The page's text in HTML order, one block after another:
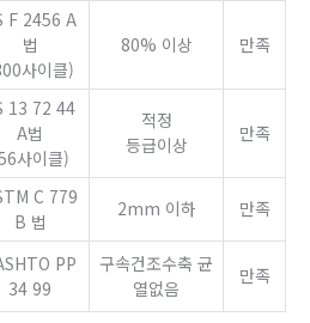
F 2456 A
법
사이클)
80% 이상 만족
13 72 44
A법
사이클)
적정
등급이상
만족
C 779
B 법
2mm 이하 만족
PP
34 99
구속건조수축 균
열없음
만족